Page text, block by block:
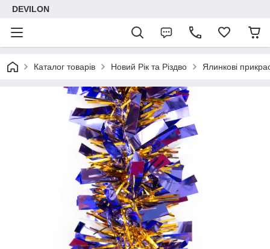
DEVILON
Каталог товарів Новий Рік та Різдво Ялинкові